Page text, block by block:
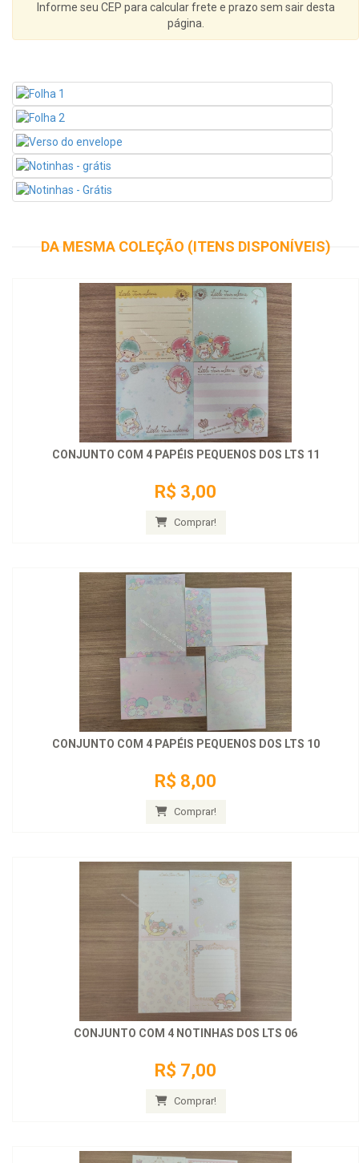
Informe seu CEP para calcular frete e prazo sem sair desta
página.
DA MESMA COLEÇÃO (ITENS DISPONÍVEIS)
CONJUNTO COM 4 PAPÉIS PEQUENOS DOS LTS 11
R$ 3,00
Comprar!
CONJUNTO COM 4 PAPÉIS PEQUENOS DOS LTS 10
R$ 8,00
Comprar!
CONJUNTO COM 4 NOTINHAS DOS LTS 06
R$ 7,00
Comprar!